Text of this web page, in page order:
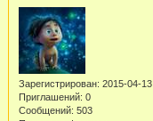
Зарегистрирован: 2015-04-13
Приглашений: 0
Сообщений: 503